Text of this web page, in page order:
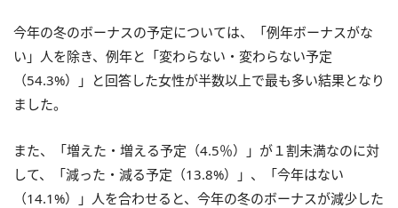
今年の冬のボーナスの予定については、「例年ボーナスがな
い」人を除き、例年と「変わらない・変わらない予定
（54.3%）」と回答した女性が半数以上で最も多い結果となり
ました。
また、「増えた・増える予定（4.5％）」が１割未満なのに対
して、「減った・減る予定（13.8%）」、「今年はない
（14.1%）」人を合わせると、今年の冬のボーナスが減少した